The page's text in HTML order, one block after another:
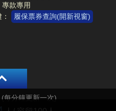
款專用
履保票券查詢(開新視窗)